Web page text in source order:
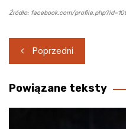
Źródło: facebook.com/
Nawigacja
wpisu
Poprzedni
Powiązane teksty